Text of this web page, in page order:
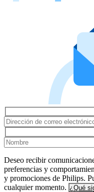
Deseo recibir
preferencias y
y promociones de Philips.
cualquier momento. ¿Qué